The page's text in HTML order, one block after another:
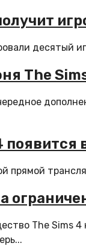
десятый
The
появится
прямой
The Sims